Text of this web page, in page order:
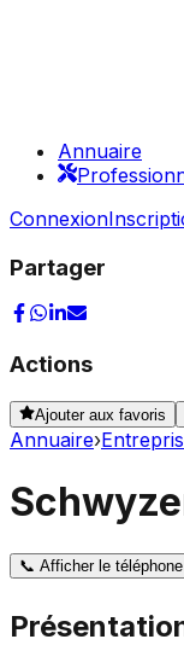
Annuaire
Connexion
Partager
Actions
Ajouter aux favoris
Annuaire›
📞 Afficher le téléphone